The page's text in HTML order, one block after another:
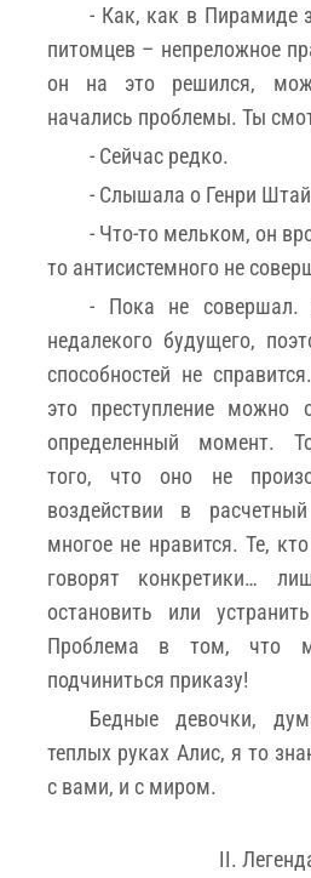
- Как, как в Пирамиде
питомцев – непреложное
он на это решился,
начались проблемы. Ты
- Сейчас редко.
- Слышала о Генри
- Что-то мельком, он
то антисистемного не
- Пока не совершал.
недалекого будущего,
способностей не
это преступление можно
определенный момент.
того, что оно не
воздействии в
многое не нравится. Те,
говорят конкретики…
остановить или
Проблема в том, что
подчиниться приказу!
Бедные девочки,
теплых руках Алис, я то
с вами, и с миром.
II.